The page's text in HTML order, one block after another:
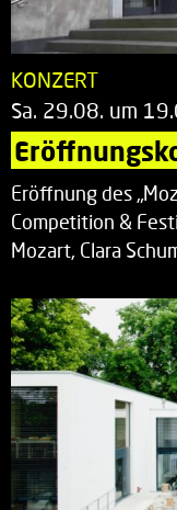
KONZERT
Sa. 29.08. um
Eröffnung des
Competition &
Mozart, Clara